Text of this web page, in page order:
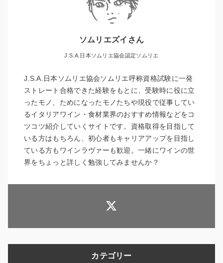
ソムリエズイさん
J.S.A.日本ソムリエ協会認定ソムリエ
J.S.A.日本ソムリエ協会ソムリエ呼称資格試験に一発
ストレート合格できた経験をもとに、受験時に役に立
ったモノ、ためになったモノたちや現役で従事してい
るイタリアワイン・食材業界のおすすめ情報などをコ
ツコツ紹介していくサイトです。資格取得を目指して
いる方はもちろん、初心者もキャリアアップを目指し
ている方もワインラヴァーも歓迎。一緒にワインの世
界をちょっと詳しく勉強してみませんか？
カテゴリー